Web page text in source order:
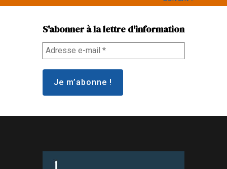
S'abonner à la lettre d'information